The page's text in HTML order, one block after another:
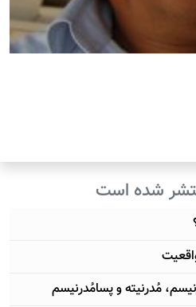
شده است
مُدرنیته و پسامُدرنیسم